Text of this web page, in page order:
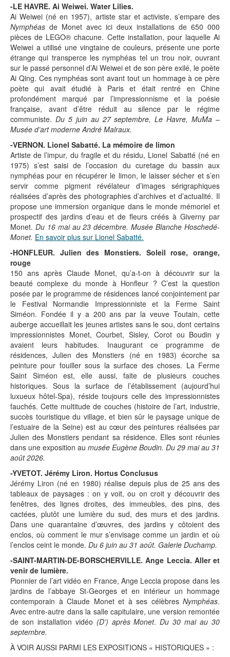
-LE HAVRE. Ai Weiwei. Water Lilies.
Ai Weiwei (né en 1957), artiste star et activiste, s’empare des
Nymphéas de Monet avec ici deux installations de 650 000
pièces de LEGO® chacune. Cette installation, pour laquelle Ai
Weiwei a utilisé une vingtaine de couleurs, présente une porte
étrange qui transperce les nymphéas tel un trou noir, ouvrant
sur le passé personnel d’Ai Weiwei et de son père exilé, le poète
Ai Qing. Ces nymphéas sont avant tout un hommage à ce père
poète qui avait étudié à Paris et était rentré en Chine
profondément marqué par l’impressionnisme et la poésie
française, avant d’être réduit au silence par le régime
communiste. Du 5 juin au 27 septembre, Le Havre, MuMa –
Musée d’art moderne André Malraux.
-VERNON. Lionel Sabatté. La mémoire de limon
Artiste de l’impur, du fragile et du résidu, Lionel Sabatté (né en
1975) s’est saisi de l’occasion du curetage du bassin aux
nymphéas pour en récupérer le limon, le laisser sécher et s’en
servir comme pigment révélateur d’images sérigraphiques
réalisées d’après des photographies d’archives et d’actualité. Il
propose une immersion organique dans le monde mémoriel et
prospectif des jardins d’eau et de fleurs créés à Giverny par
Monet. Du 16 mai au 23 décembre. Musée Blanche Hoschedé-
Monet. En savoir plus sur Lionel Sabatté.
-HONFLEUR. Julien des Monstiers. Soleil rose, orange,
rouge
150 ans après Claude Monet, qu’a-t-on à découvrir sur la
beauté complexe du monde à Honfleur ? C’est la question
posée par le programme de résidences lancé conjointement par
le Festival Normandie Impressionniste et la Ferme Saint
Siméon. Fondée il y a 200 ans par la veuve Toutain, cette
auberge accueillait les jeunes artistes sans le sou, dont certains
impressionnistes Monet, Courbet, Sisley, Corot ou Boudin y
avaient leurs habitudes. Inaugurant ce programme de
résidences, Julien des Monstiers (né en 1983) écorche sa
peinture pour fouiller sous la surface des choses. La Ferme
Saint Siméon est, elle aussi, faite de plusieurs couches
historiques. Sous la surface de l’établissement (aujourd’hui
luxueux hôtel-Spa), réside toujours celle des impressionnistes
fauchés. Cette multitude de couches (histoire de l’art, industrie,
succès touristique du village, et bien sûr le paysage unique de
l’estuaire de la Seine) est au cœur des peintures réalisées par
Julien des Monstiers pendant sa résidence. Elles sont réunies
dans une exposition au musée Eugène Boudin. Du 29 mai au 31
août 2026.
-YVETOT. Jérémy Liron. Hortus Conclusus
Jérémy Liron (né en 1980) réalise depuis plus de 25 ans des
tableaux de paysages : on y voit, ou on croit y découvrir des
fenêtres, des lignes droites, des immeubles, des pins, des
cactées, plutôt une lumière du sud, des murs et des jardins.
Dans une quarantaine d’œuvres, des jardins y côtoient des
enclos, où comment le mur s’envisage comme un jardin et où
l’enclos ceint le monde. Du 6 juin au 31 août. Galerie Duchamp.
-SAINT-MARTIN-DE-BORSCHERVILLE. Ange Leccia. Aller et
venir de lumière.
Pionnier de l’art vidéo en France, Ange Leccia propose dans les
jardins de l’abbaye St-Georges et en intérieur un hommage
contemporain à Claude Monet et à ses célèbres Nymphéas.
Avec entre-autre dans la salle capitulaire, une version remontée
de son installation vidéo (D’) après Monet.Du 30 mai au 30
septembre.
À VOIR AUSSI PARMI LES EXPOSITIONS « HISTORIQUES » :